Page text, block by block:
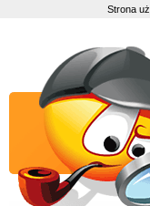
Strona